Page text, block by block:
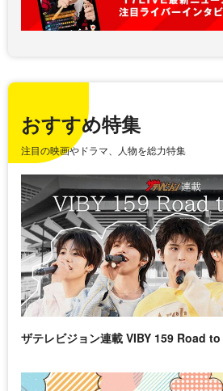
おすすめ特集
注目の映画やドラマ、人物を総力特集
ザテレビジョン連載 VIBY 159 Road